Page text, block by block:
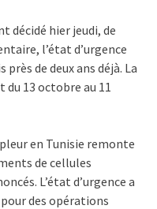
décidé hier jeudi, de
l’état d’urgence
de deux ans déjà. La
du 13 octobre au 11
en Tunisie remonte
de cellules
L’état d’urgence a
des opérations